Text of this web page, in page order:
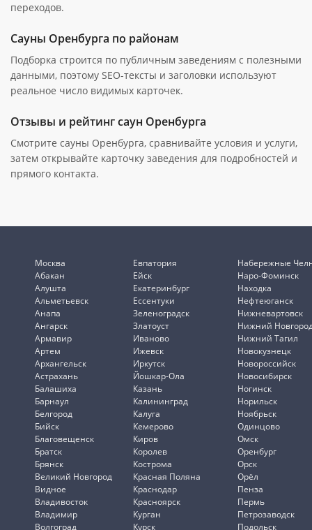
переходов.
Сауны Оренбурга по районам
Подборка строится по публичным заведениям с полезными
данными, поэтому SEO-тексты и заголовки используют
реальное число видимых карточек.
Отзывы и рейтинг саун Оренбурга
Смотрите сауны Оренбурга, сравнивайте условия и услуги,
затем открывайте карточку заведения для подробностей и
прямого контакта.
Москва
Абакан
Алушта
Альметьевск
Анапа
Ангарск
Армавир
Артем
Архангельск
Астрахань
Балашиха
Барнаул
Белгород
Бийск
Благовещенск
Братск
Брянск
Великий Новгород
Видное
Владивосток
Владимир
Волгоград
Евпатория
Ейск
Екатеринбург
Ессентуки
Зеленоградск
Златоуст
Иваново
Ижевск
Иркутск
Йошкар-Ола
Казань
Калининград
Калуга
Кемерово
Киров
Королев
Кострома
Красная Поляна
Краснодар
Красноярск
Курган
Курск
Набережные
Наро-Фоминск
Находка
Нефтеюганск
Нижневартовск
Нижний
Нижний Тагил
Новокузнецк
Новороссийск
Новосибирск
Ногинск
Норильск
Ноябрьск
Одинцово
Омск
Оренбург
Орск
Орёл
Пенза
Пермь
Петрозаводск
Подольск